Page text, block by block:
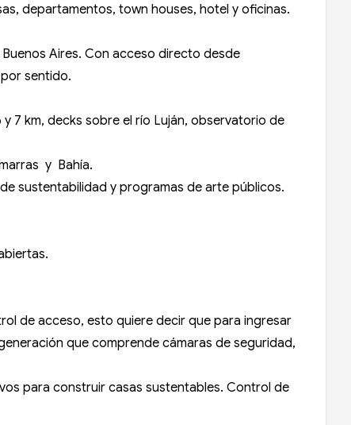
departamentos, town houses, hotel y oficinas.
Aires. Con acceso directo desde
sentido.
7 km, decks sobre el río Luján, observatorio de
y Bahía.
sustentabilidad y programas de arte públicos.
de acceso, esto quiere decir que para ingresar
que comprende cámaras de seguridad,
para construir casas sustentables. Control de